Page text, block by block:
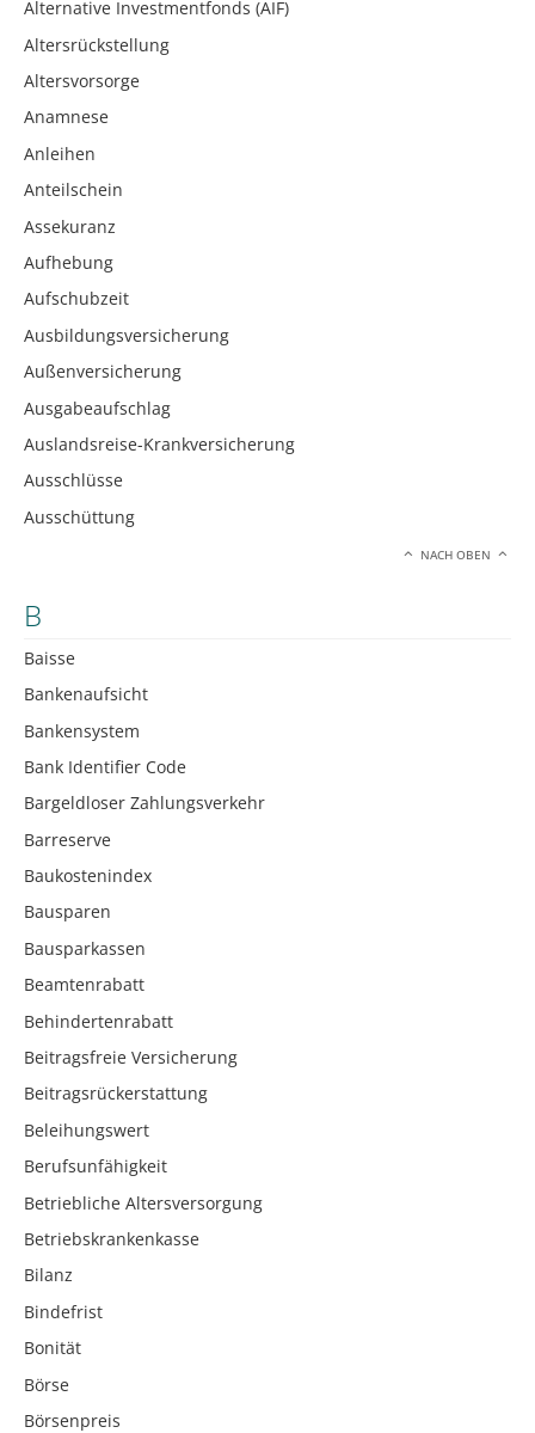
Alternative Investmentfonds (AIF)
Altersrückstellung
Altersvorsorge
Anamnese
Anleihen
Anteilschein
Assekuranz
Aufhebung
Aufschubzeit
Ausbildungsversicherung
Außenversicherung
Ausgabeaufschlag
Auslandsreise-Krankversicherung
Ausschlüsse
Ausschüttung
NACH OBEN
B
Baisse
Bankenaufsicht
Bankensystem
Bank Identifier Code
Bargeldloser Zahlungsverkehr
Barreserve
Baukostenindex
Bausparen
Bausparkassen
Beamtenrabatt
Behindertenrabatt
Beitragsfreie Versicherung
Beitragsrückerstattung
Beleihungswert
Berufsunfähigkeit
Betriebliche Altersversorgung
Betriebskrankenkasse
Bilanz
Bindefrist
Bonität
Börse
Börsenpreis